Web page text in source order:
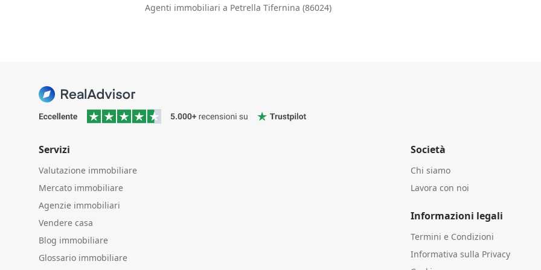
Agenti immobiliari a Petrella Tifernina (86024)
Servizi
Valutazione immobiliare
Mercato immobiliare
Agenzie immobiliari
Vendere casa
Blog immobiliare
Glossario immobiliare
Società
Chi siamo
Lavora con noi
Informazioni legali
Termini e Condizioni
Informativa sulla Privacy